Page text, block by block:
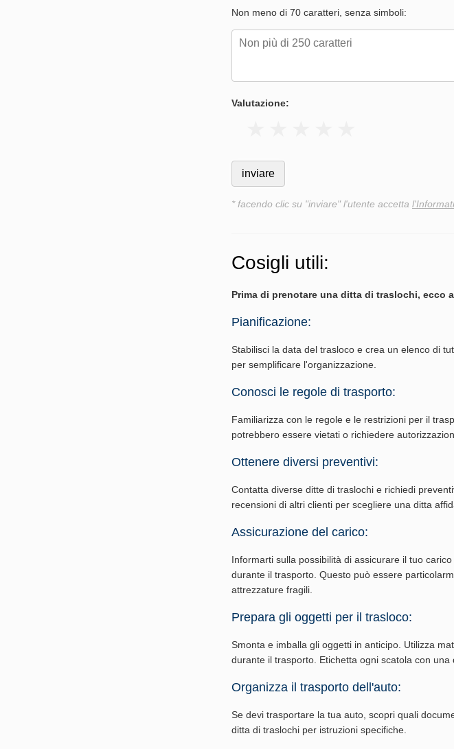
Non meno di 70 caratteri, senza simboli:
Valutazione:
* facendo clic su "inviare" l'utente accetta
Cosigli utili:
Prima di prenotare una ditta di traslochi, ecco
Pianificazione:
Stabilisci la data del trasloco e crea un elenco di
per semplificare l'organizzazione.
Conosci le regole di trasporto:
Familiarizza con le regole e le restrizioni per il
potrebbero essere vietati o richiedere
Ottenere diversi preventivi:
Contatta diverse ditte di traslochi e richiedi
recensioni di altri clienti per scegliere una ditta
Assicurazione del carico:
Informarti sulla possibilità di assicurare il tuo
durante il trasporto. Questo può essere
attrezzature fragili.
Prepara gli oggetti per il trasloco:
Smonta e imballa gli oggetti in anticipo. Utilizza
durante il trasporto. Etichetta ogni scatola con una
Organizza il trasporto dell'auto:
Se devi trasportare la tua auto, scopri quali
ditta di traslochi per istruzioni specifiche.